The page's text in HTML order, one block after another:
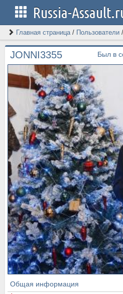
Russia-
Главная страница/ Пользователи /
JONNI3355 Был в
Общая информация